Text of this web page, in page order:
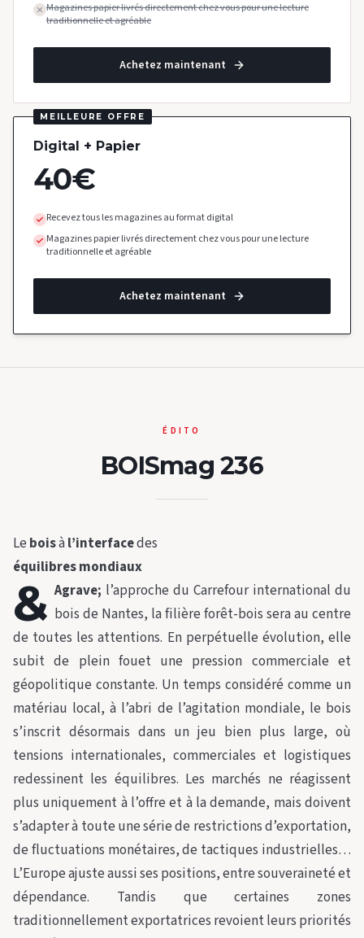
Magazines papier livrés directement chez vous pour une lecture
traditionnelle et agréable
Achetez maintenant
MEILLEURE OFFRE
Digital + Papier
40€
Recevez tous les magazines au format digital
Magazines papier livrés directement chez vous pour une lecture
traditionnelle et agréable
Achetez maintenant
ÉDITO
BOISmag 236
Le boisàl’interfacedes
équilibres mondiaux
& Agrave; l’approche du Carrefour international du
bois de Nantes, la filière forêt-bois sera au centre
de toutes les attentions. En perpétuelle évolution, elle
subit de plein fouet une pression commerciale et
géopolitique constante. Un temps considéré comme un
matériau local, à l’abri de l’agitation mondiale, le bois
s’inscrit désormais dans un jeu bien plus large, où
tensions internationales, commerciales et logistiques
redessinent les équilibres. Les marchés ne réagissent
plus uniquement à l’offre et à la demande, mais doivent
s’adapter à toute une série de restrictions d’exportation,
de fluctuations monétaires, de tactiques industrielles…
L’Europe ajuste aussi ses positions, entre souveraineté et
dépendance. Tandis que certaines zones
traditionnellement exportatrices revoient leurs priorités